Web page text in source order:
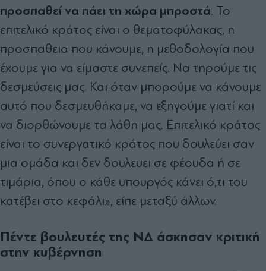
προσπαθεί να πάει τη χώρα μπροστά. Το
επιτελικό κράτος είναι ο θεματοφύλακας, η
προσπαθεια που κάνουμε, η μεθοδολογία που
έχουμε για να είμαστε συνεπείς. Να τηρούμε τις
δεσμεύσεις μας. Και όταν μπορούμε να κάνουμε
αυτό που δεσμευθήκαμε, να εξηγούμε γιατί και
να διορθώνουμε τα λάθη μας. Επιτελικό κράτος
είναι το συνεργατικό κράτος που δουλεύει σαν
μια ομάδα και δεν δουλευει σε φέουδα ή σε
τιμάρια, όπου ο κάθε υπουργός κάνει ό,τι του
κατέβει στο κεφάλι», είπε μεταξύ άλλων.
Πέντε βουλευτές της ΝΔ άσκησαν κριτική
στην κυβέρνηση